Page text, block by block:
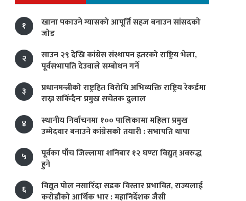
१
खाना पकाउने ग्यासको आपूर्ति सहज बनाउन सांसदको
जोड
२
साउन २९ देखि कांग्रेस संस्थापन इतरको राष्ट्रिय भेला,
पूर्वसभापति देउवाले सम्बोधन गर्ने
३
प्रधानमन्त्रीको राष्ट्रहित विरोधि अभिव्यक्ति राष्ट्रिय रेकर्डमा
राख्न सकिँदैनः प्रमुख सचेतक दुलाल
४
स्थानीय निर्वाचनमा १०० पालिकामा महिला प्रमुख
उम्मेदवार बनाउने कांग्रेसको तयारी : सभापति थापा
५
पूर्वका पाँच जिल्लामा शनिबार १२ घण्टा विद्युत् अवरुद्ध
हुने
६
विद्युत पोल नसारिँदा सडक विस्तार प्रभावित, राज्यलाई
करोडौंको आर्थिक भार : महानिर्देशक जैसी